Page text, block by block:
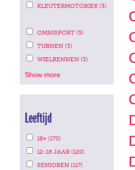
filter
Duiksport
FILTER
Apply
filter
KLEUTERMOTORIEK (3)
FILTER
Apply
Omnisport
filter
OMNISPORT (3)
Apply
Turnen
filter
TURNEN (3)
FILTER
Apply
Wielrennen
filter
WIELRENNEN (3)
WIELRENNEN
Show more
Leeftijd
Apply
18+
filter
18+ (170)
FILTER
Apply
12-
12-18 JAAR (120)
ApplySENIOREN (117)